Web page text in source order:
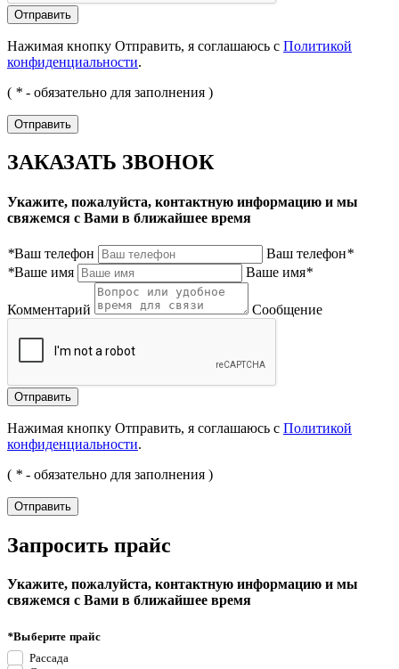
Нажимая кнопку Отправить, я соглашаюсь с Политикой
конфиденциальности.
( * - обязательно для заполнения )
ЗАКАЗАТЬ ЗВОНОК
Укажите, пожалуйста, контактную информацию и мы
свяжемся с Вами в ближайшее время
*Ваш телефон Ваш телефон*
*Ваше имя Ваше имя*
Комментарий Сообщение
Нажимая кнопку Отправить, я соглашаюсь с Политикой
конфиденциальности.
( * - обязательно для заполнения )
Запросить прайс
Укажите, пожалуйста, контактную информацию и мы
свяжемся с Вами в ближайшее время
*Выберите прайс
Рассада